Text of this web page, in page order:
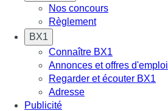
Nos concours
Règlement
BX1
Connaître BX1
Annonces et offres d'emploi
Regarder et écouter BX1
Adresse
Publicité